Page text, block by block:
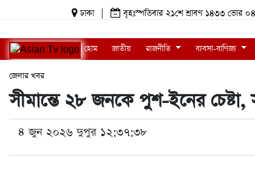
ঢাকা বৃহঃস্পতিবার ২১শে শ্রাবণ ১৪৩৩
হোম জাতীয় রাজনীতি ব্যবসা-বাণিজ্য
জেলার খবর
সীমান্তে ২৮ জনকে পুশ-ইনের চেষ্টা,
৪ জুন ২০২৬ দুপুর ১২:৩৭:৩৮